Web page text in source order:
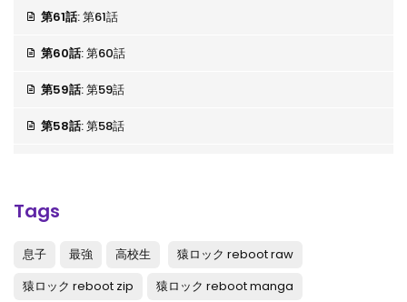
第61話: 第61話
第60話: 第60話
第59話: 第59話
第58話: 第58話
Tags
息子 最強 高校生
猿ロック reboot raw
猿ロック reboot zip
猿ロック reboot manga